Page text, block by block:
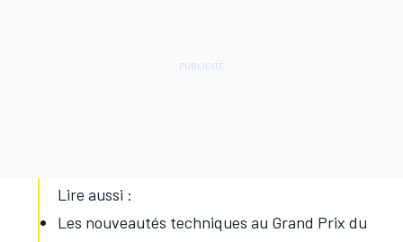
Lire aussi :
Les nouveautés techniques au Grand Prix du